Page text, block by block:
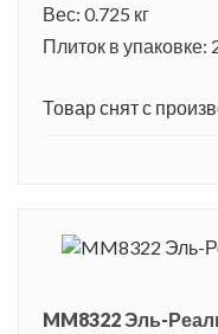
Вес: 0.725 кг
Плиток в упаковке:
Товар снят с
MM8322 Эль-